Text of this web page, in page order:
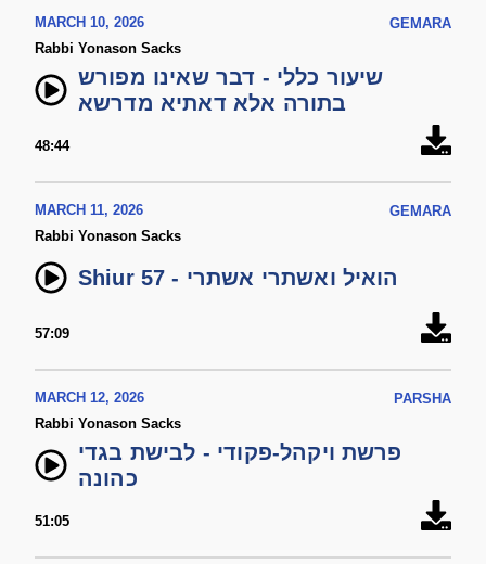
MARCH 10, 2026
GEMARA
Rabbi Yonason Sacks
שיעור כללי - דבר שאינו מפורש
בתורה אלא דאתיא מדרשא
48:44
MARCH 11, 2026
GEMARA
Rabbi Yonason Sacks
Shiur 57 - הואיל ואשתרי אשתרי
57:09
MARCH 12, 2026
PARSHA
Rabbi Yonason Sacks
פרשת ויקהל-פקודי - לבישת בגדי
כהונה
51:05